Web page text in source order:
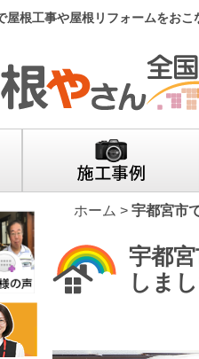
根工事や屋根リフォームをおこ
ホーム > 宇都宮市
宇都
しまし